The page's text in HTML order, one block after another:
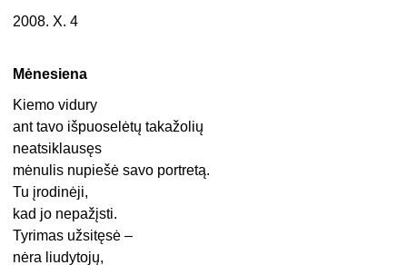
2008. X. 4
Mėnesiena
Kiemo vidury
ant tavo išpuoselėtų takažolių
neatsiklausęs
mėnulis nupiešė savo portretą.
Tu įrodinėji,
kad jo nepažįsti.
Tyrimas užsitęsė –
nėra liudytojų,